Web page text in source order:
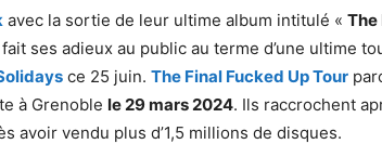
avec la sortie de leur ultime album intitulé « The
fait ses adieux au public au terme d’une ultime
ce 25 juin. The Final Fucked Up Tour
à Grenoble le 29 mars 2024. Ils raccrochent
avoir vendu plus d’1,5 millions de disques.